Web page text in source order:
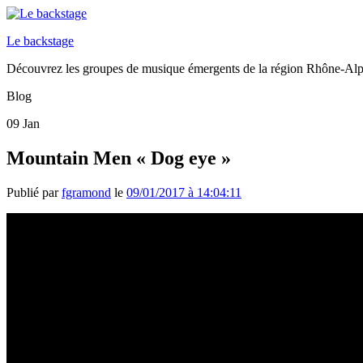
Le backstage
Découvrez les groupes de musique émergents de la région Rhône-
Blog
09 Jan
Mountain Men « Dog eye »
Publié parfgramond le 09/01/2017 à 14:04:11